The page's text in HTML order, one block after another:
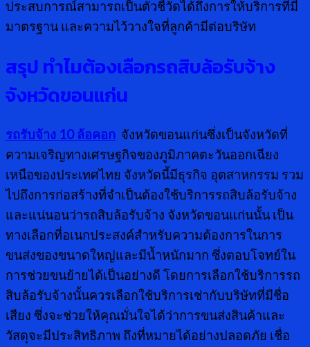
ประสบการณ์สามารถเป็นตัวชี้วัดได้ถึงการให้บริการที่มี
มาตรฐาน และความไว้วางใจที่ลูกค้ามีต่อบริษัท
สรุป ทำไมต้องเลือกรถสิบล้อรับจ้าง
จังหวัดขอนแก่น
รถรับจ้าง 10 ล้อคอก จังหวัดขอนแก่นซึ่งเป็นจังหวัดที่
ความเจริญทางเศรษฐกิจของภูมิภาคตะวันออกเฉียง
เหนือของประเทศไทย จังหวัดนี้มีธุรกิจ อุตสาหกรรม รวม
ไปถึงการก่อสร้างที่จำเป็นต้องใช้บริการรถสิบล้อรับจ้าง
และแน่นอนว่ารถสิบล้อรับจ้าง จังหวัดขอนแก่นนั้น เป็น
ทางเลือกที่อเนกประสงค์สำหรับความต้องการในการ
ขนส่งของขนาดใหญ่และมีน้ำหนักมาก ซึ่งตอบโจทย์ใน
การช่วยขนย้ายได้เป็นอย่างดี โดยการเลือกใช้บริการรถ
สิบล้อรับจ้างนั้นควรเลือกใช้บริการเช่ากับบริษัทที่มีชื่อ
เสียง ซึ่งจะช่วยให้คุณมั่นใจได้ว่าการขนส่งสินค้าและ
วัสดุจะมีประสิทธิภาพ ถึงที่หมายได้อย่างปลอดภัย เชื่อ